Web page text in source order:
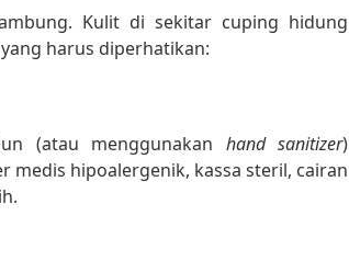
Kulit di sekitar cuping hidung
harus diperhatikan:
(atau menggunakan hand sanitizer)
medis hipoalergenik, kassa steril, cairan